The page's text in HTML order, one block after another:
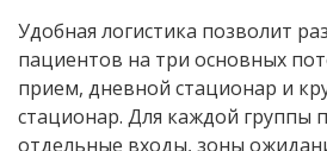
Удобная логистика позволит
пациентов на три основных
прием, дневной стационар и
стационар. Для каждой группы
отдельные входы, зоны